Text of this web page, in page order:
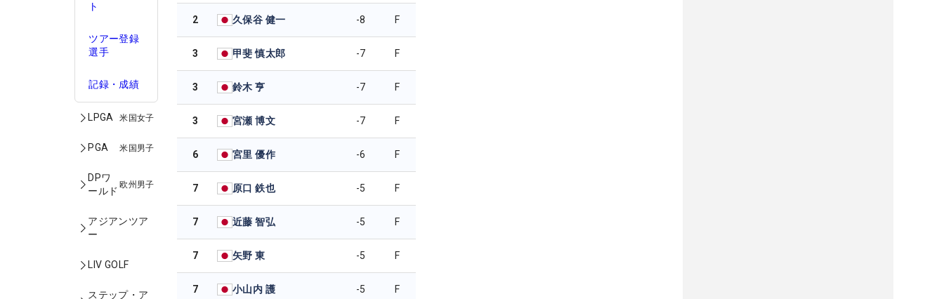
ト
ツアー登録
選手
記録・成績
LPGA 米国女子
PGA 米国男子
DPワ
ールド
欧州男子
アジアンツア
ー
LIV GOLF
ステップ・ア
2 久保谷 健一 -8 F
3 甲斐 慎太郎 -7 F
3 鈴木 亨 -7 F
3 宮瀬 博文 -7 F
6 宮里 優作 -6 F
7 原口 鉄也 -5 F
7 近藤 智弘 -5 F
7 矢野 東 -5 F
7 小山内 護 -5 F